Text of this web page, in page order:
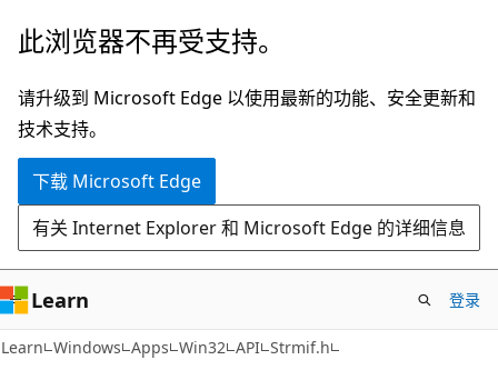
跳
主
要
内
此浏览器不再受支持。
请升级到 Microsoft Edge 以使用最新的功能、安全更新和
技术支持。
下载 Microsoft Edge
有关 Internet Explorer 和 Microsoft Edge 的详细信息
Learn 登录
Learn Windows Apps Win32 API Strmif.h